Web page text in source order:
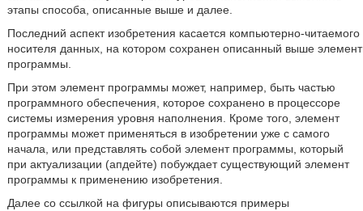
этапы способа, описанные выше и далее.
Последний аспект изобретения касается компьютерно-читаемого
носителя данных, на котором сохранен описанный выше элемент
программы.
При этом элемент программы может, например, быть частью
программного обеспечения, которое сохранено в процессоре
системы измерения уровня наполнения. Кроме того, элемент
программы может применяться в изобретении уже с самого
начала, или представлять собой элемент программы, который
при актуализации (апдейте) побуждает существующий элемент
программы к применению изобретения.
Далее со ссылкой на фигуры описываются примеры